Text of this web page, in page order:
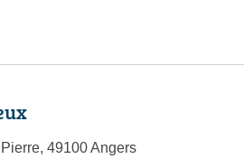
49100 Angers